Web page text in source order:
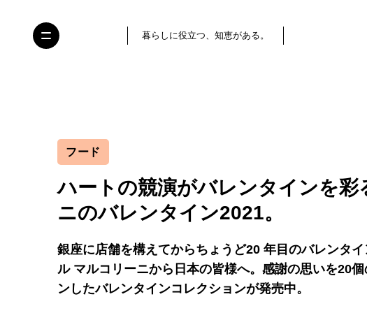
暮らしに役立つ、知恵がある。
フード
ハートの競演がバレンタインを
ニのバレンタイン2021。
銀座に店舗を構えてからちょうど20 年目のバレンタ
ル マルコリーニから日本の皆様へ。感謝の思いを20
ンしたバレンタインコレクションが発売中。